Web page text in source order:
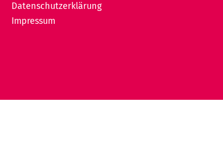
Datenschutzerklärung
Impressum